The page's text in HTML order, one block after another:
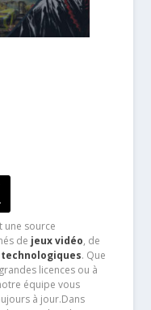
une source
de jeux vidéo, de
. Que
licences ou à
équipe vous
à jour.Dans